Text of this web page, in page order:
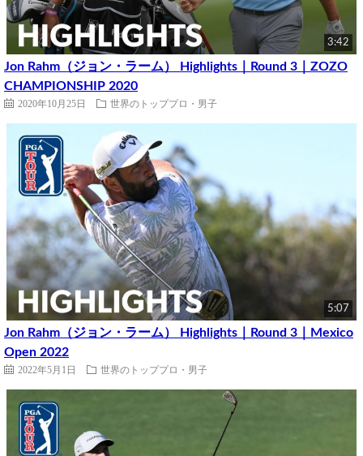
3:42
Jon Rahm（ジョン・ラーム） Highlights｜Round 3｜ZOZO
CHAMPIONSHIP 2020
2020年10月25日 世界のトッププロ・男子
5:07
Jon Rahm（ジョン・ラーム） Highlights｜Round 3｜Mexico
Open 2022
2022年5月1日 世界のトッププロ・男子